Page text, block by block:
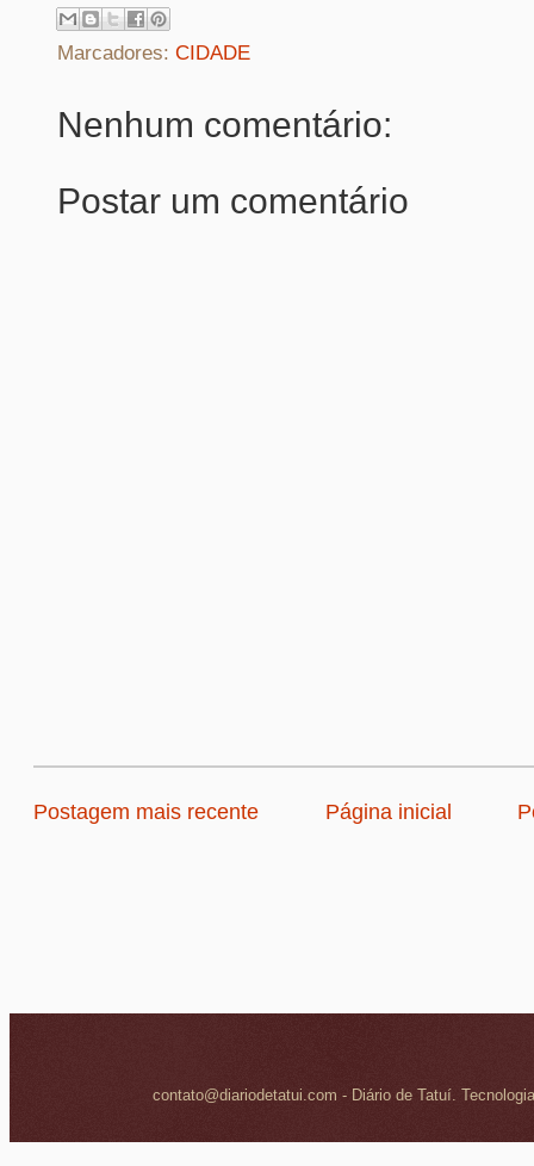
Marcadores: CIDADE
Nenhum comentário:
Postar um comentário
Postagem mais recente Página inicial
contato@diariodetatui.com - Diário de Tatuí.